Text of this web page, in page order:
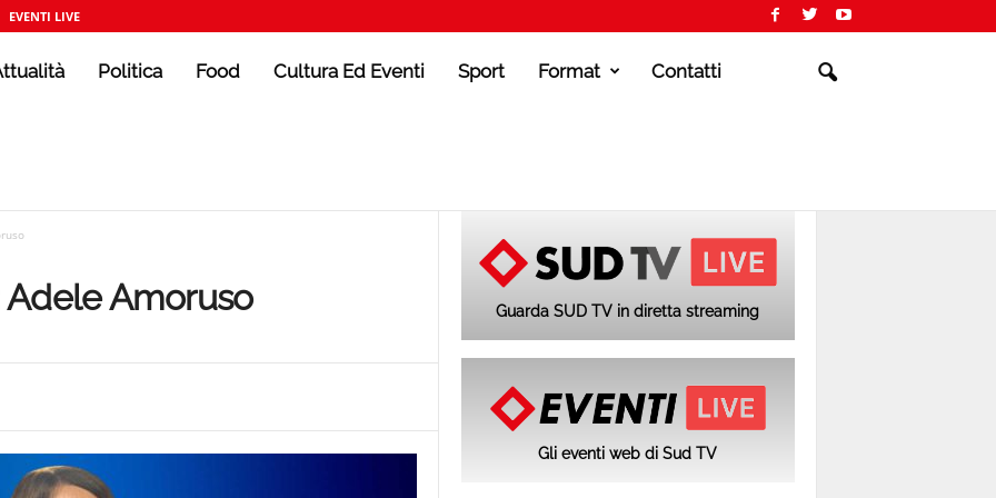
EVENTI LIVE
Politica Food Cultura Ed Eventi Sport Format Contatti
Adele Amoruso Guarda SUD TV in diretta streaming
Gli eventi web di Sud TV